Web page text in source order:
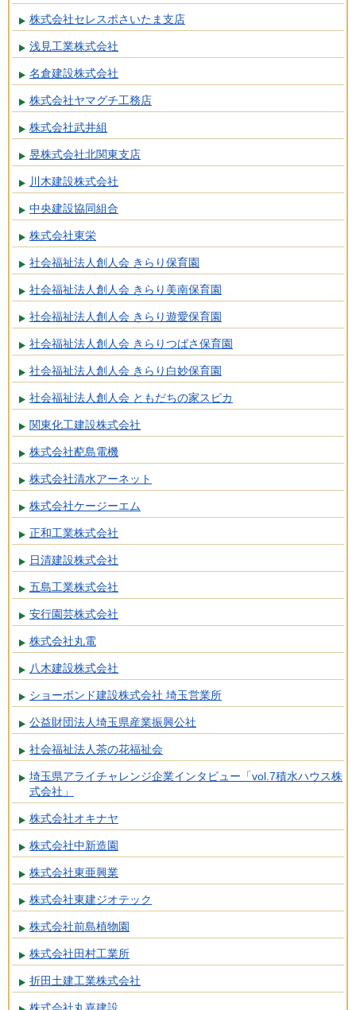
株式会社セレスポさいたま支店
浅見工業株式会社
名倉建設株式会社
株式会社ヤマグチ工務店
株式会社武井組
昱株式会社北関東支店
川木建設株式会社
中央建設協同組合
株式会社東栄
社会福祉法人創人会 きらり保育園
社会福祉法人創人会 きらり美南保育園
社会福祉法人創人会 きらり遊愛保育園
社会福祉法人創人会 きらりつばさ保育園
社会福祉法人創人会 きらり白妙保育園
社会福祉法人創人会 ともだちの家スピカ
関東化工建設株式会社
株式会社蓜島電機
株式会社清水アーネット
株式会社ケージーエム
正和工業株式会社
日清建設株式会社
五島工業株式会社
安行園芸株式会社
株式会社丸電
八木建設株式会社
ショーボンド建設株式会社 埼玉営業所
公益財団法人埼玉県産業振興公社
社会福祉法人茶の花福祉会
埼玉県アライチャレンジ企業インタビュー「vol.7積水ハウス株
式会社」
株式会社オキナヤ
株式会社中新造園
株式会社東亜興業
株式会社東建ジオテック
株式会社前島植物園
株式会社田村工業所
折田土建工業株式会社